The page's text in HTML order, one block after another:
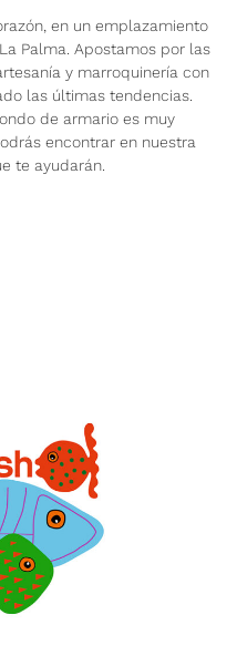
en un emplazamiento
Palma. Apostamos por las
y marroquinería con
las últimas tendencias.
de armario es muy
encontrar en nuestra
te ayudarán.